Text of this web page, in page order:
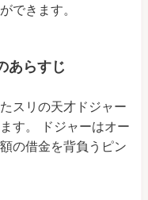
できます。
あらすじ
スリの天才ドジャー
す。 ドジャーはオー
の借金を背負うピン